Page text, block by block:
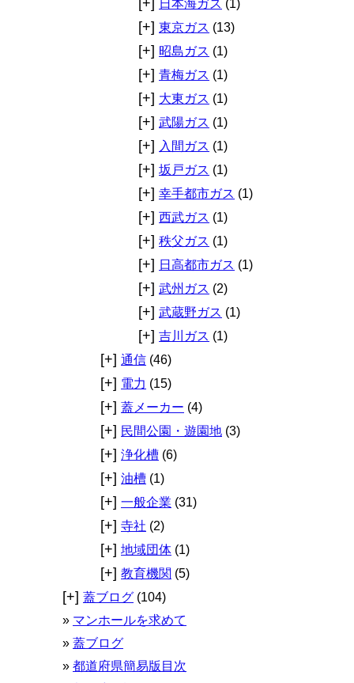
日本海ガス (1)
[+] 東京ガス (13)
[+] 昭島ガス (1)
[+] 青梅ガス (1)
[+] 大東ガス (1)
[+] 武陽ガス (1)
[+] 入間ガス (1)
[+] 坂戸ガス (1)
[+] 幸手都市ガス (1)
[+] 西武ガス (1)
[+] 秩父ガス (1)
[+] 日高都市ガス (1)
[+] 武州ガス (2)
[+] 武蔵野ガス (1)
[+] 吉川ガス (1)
[+] 通信 (46)
[+] 電力 (15)
[+] 蓋メーカー (4)
[+] 民間公園・遊園地 (3)
[+] 浄化槽 (6)
[+] 油槽 (1)
[+] 一般企業 (31)
[+] 寺社 (2)
[+] 地域団体 (1)
[+] 教育機関 (5)
[+] 蓋ブログ (104)
マンホールを求めて
蓋ブログ
都道府県簡易版目次